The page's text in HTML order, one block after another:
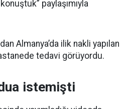
paylaşımıyla
Almanya’da ilik nakli yapılan
tedavi görüyordu.
istemişti